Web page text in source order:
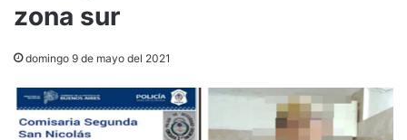
zona sur
domingo 9 de mayo del 2021